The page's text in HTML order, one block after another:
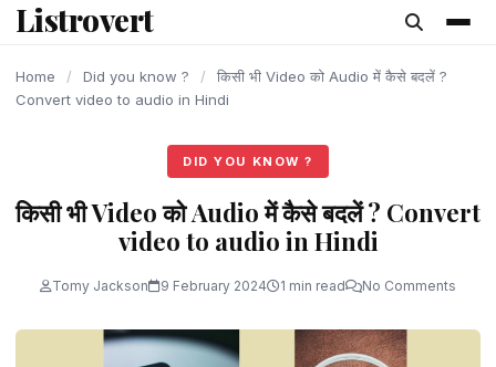
content
Listrovert
Home / Did you know ? /
किसी भी Video को Audio में कैसे बदलें ?
Convert video to audio in Hindi
DID YOU KNOW ?
किसी भी Video को Audio में कैसे बदलें ? Convert
video to audio in Hindi
Tomy Jackson 9 February 2024 1 min read No Comments